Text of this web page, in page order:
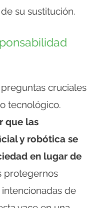
su sustitución.
cruciales
tecnológico.
que las
y robótica se
en lugar de
protegernos
de